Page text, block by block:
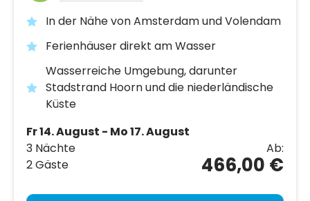
In der Nähe von Amsterdam und Volendam
Ferienhäuser direkt am Wasser
Wasserreiche Umgebung, darunter
Stadstrand Hoorn und die niederländische
Küste
Fr 14. August - Mo 17. August
3 Nächte
2 Gäste
Ab:
466,00 €